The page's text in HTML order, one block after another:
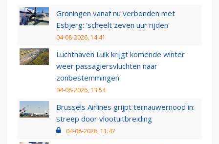
Groningen vanaf nu verbonden met
Esbjerg: 'scheelt zeven uur rijden'
04-08-2026, 14:41
Luchthaven Luik krijgt komende winter
weer passagiersvluchten naar
zonbestemmingen
04-08-2026, 13:54
Brussels Airlines grijpt ternauwernood in:
streep door vlootuitbreiding
04-08-2026, 11:47